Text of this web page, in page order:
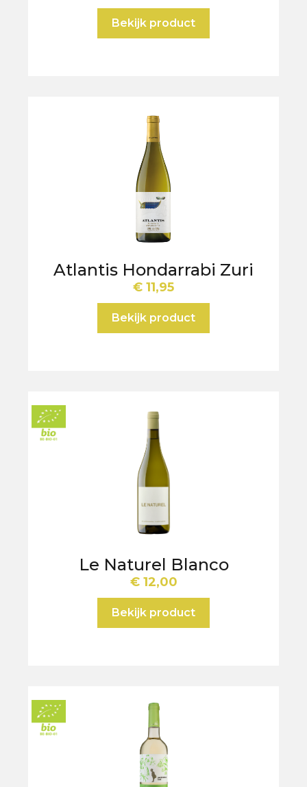
Bekijk product
Atlantis Hondarrabi Zuri
€ 11,95
Bekijk product
Le Naturel Blanco
€12,00
Bekijk product